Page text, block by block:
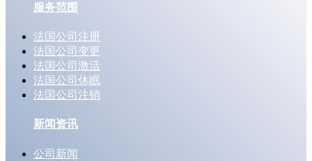
服务范围
法国公司注册
法国公司变更
法国公司激活
法国公司休眠
法国公司注销
新闻资讯
公司新闻